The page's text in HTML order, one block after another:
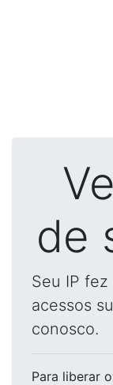
de
Seu IP
acessos
conosco.
Para liberar